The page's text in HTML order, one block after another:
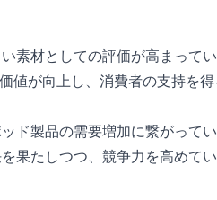
素材としての評価が高まってい
値が向上し、消費者の支持を得
ド製品の需要増加に繋がってい
果たしつつ、競争力を高めてい